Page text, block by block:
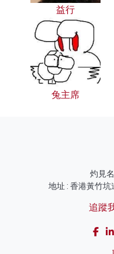
益行
兔主席
灼見
地址 : 香港黃竹
追蹤